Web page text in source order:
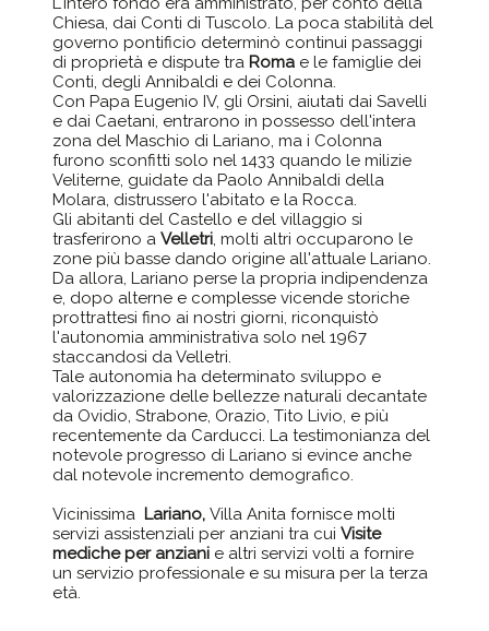
Chiesa, dai Conti di Tuscolo. La poca stabilità del
governo pontificio determinò continui passaggi
di proprietà e dispute tra Roma e le famiglie dei
Conti, degli Annibaldi e dei Colonna.
Con Papa Eugenio IV, gli Orsini, aiutati dai Savelli
e dai Caetani, entrarono in possesso dell'intera
zona del Maschio di Lariano, ma i Colonna
furono sconfitti solo nel 1433 quando le milizie
Veliterne, guidate da Paolo Annibaldi della
Molara, distrussero l'abitato e la Rocca.
Gli abitanti del Castello e del villaggio si
trasferirono aVelletri, molti altri occuparono le
zone più basse dando origine all'attuale Lariano.
Da allora, Lariano perse la propria indipendenza
e, dopo alterne e complesse vicende storiche
prottrattesi fino ai nostri giorni, riconquistò
l'autonomia amministrativa solo nel 1967
staccandosi da Velletri.
Tale autonomia ha determinato sviluppo e
valorizzazione delle bellezze naturali decantate
da Ovidio, Strabone, Orazio, Tito Livio, e più
recentemente da Carducci. La testimonianza del
notevole progresso di Lariano si evince anche
dal notevole incremento demografico.
Vicinissima Lariano, Villa Anita fornisce molti
servizi assistenziali per anziani tra cuiVisite
mediche per anziani e altri servizi volti a fornire
un servizio professionale e su misura per la terza
età.